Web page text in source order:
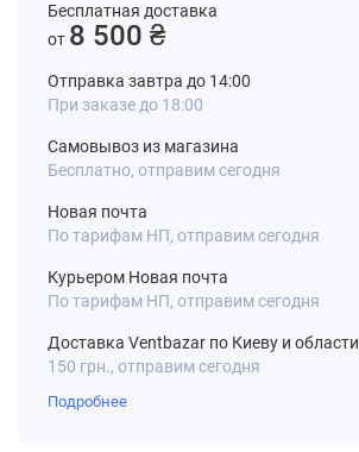
Бесплатная доставка
от 8 500 ₴
Отправка завтра до 14:00
При заказе до 18:00
Самовывоз из магазина
Бесплатно, отправим сегодня
Новая почта
По тарифам НП, отправим сегодня
Курьером Новая почта
По тарифам НП, отправим сегодня
Доставка Ventbazar по Киеву и области
150 грн., отправим сегодня
Подробнее